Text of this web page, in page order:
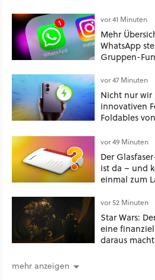
vor 41 Minuten
Mehr
WhatsApp
Gruppen-
vor 47 Minuten
Nicht nur wir
innovativen
Foldables
neue
vor 49 Minuten
Der
ist da – und
einmal zum
vor 52 Minuten
Star Wars:
eine
daraus
mehr anzeigen